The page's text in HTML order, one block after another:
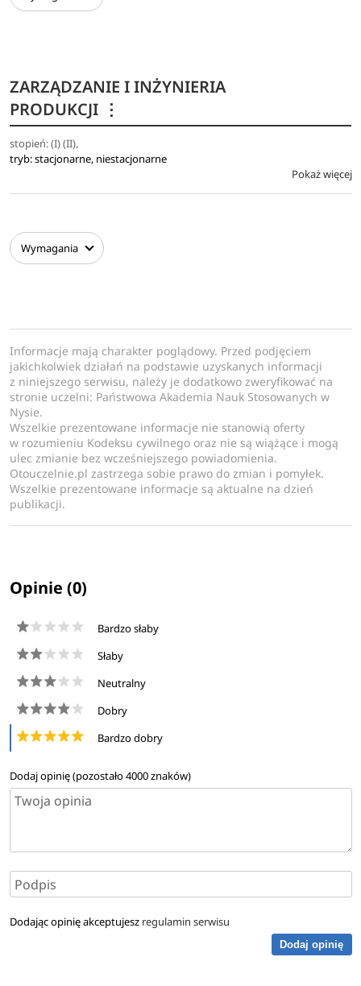
ZARZĄDZANIE I INŻYNIERIA
PRODUKCJI ⋮
stopień: (I) (II),
tryb: stacjonarne, niestacjonarne
Pokaż więcej
Wymagania
Informacje mają charakter poglądowy. Przed podjęciem
jakichkolwiek działań na podstawie uzyskanych informacji
z niniejszego serwisu, należy je dodatkowo zweryfikować na
stronie uczelni: Państwowa Akademia Nauk Stosowanych w
Nysie.
Wszelkie prezentowane informacje nie stanowią oferty
w rozumieniu Kodeksu cywilnego oraz nie są wiążące i mogą
ulec zmianie bez wcześniejszego powiadomienia.
Otouczelnie.pl zastrzega sobie prawo do zmian i pomyłek.
Wszelkie prezentowane informacje są aktualne na dzień
publikacji.
Opinie (0)
Bardzo słaby
Słaby
Neutralny
Dobry
Bardzo dobry
Dodaj opinię (pozostało4000znaków)
Dodając opinię akceptujesz regulamin serwisu
Dodaj opinię